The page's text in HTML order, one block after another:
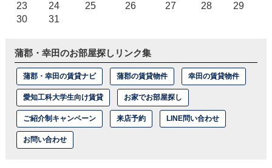
23
24 25 26 27 28
29
30
31
蒲郡・幸田のお部屋探しリンク集
蒲郡・幸田の賃貸ナビ 蒲郡の賃貸物件 幸田の賃貸物件
愛知工科大学生向け賃貸 お家でお部屋探し
ご紹介制キャンペーン 来店予約 LINE問い合わせ
お問い合わせ